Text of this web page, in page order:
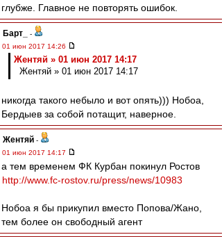
глубже. Главное не повторять ошибок.
Барт_
-
01 июн 2017 14:26
Жентяй » 01 июн 2017 14:17
Жентяй » 01 июн 2017 14:17
никогда такого небыло и вот опять))) Нобоа,
Бердыев за собой потащит, наверное.
Жентяй -
01 июн 2017 14:17
а тем временем ФК Курбан покинул Ростов
http://www.fc-rostov.ru/press/news/10983
Нобоа я бы прикупил вместо Попова/Жано,
тем более он свободный агент